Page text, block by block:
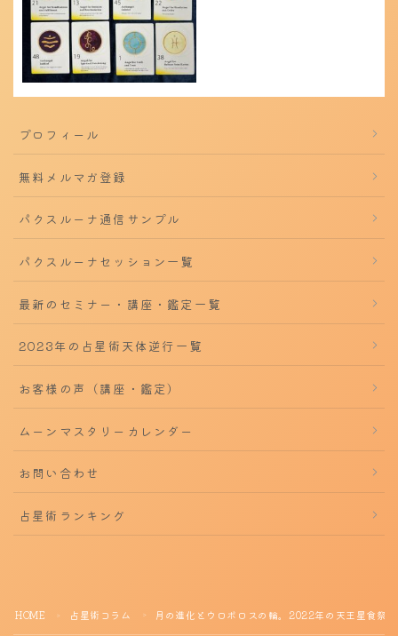
プロフィール
無料メルマガ登録
パクスルーナ通信サンプル
パクスルーナセッション一覧
最新のセミナー・講座・鑑定一覧
2023年の占星術天体逆行一覧
お客様の声（講座・鑑定）
ムーンマスタリーカレンダー
お問い合わせ
占星術ランキング
HOME ＞ 占星術コラム ＞ 月の進化とウロボロスの輪。2022年の天王星食祭